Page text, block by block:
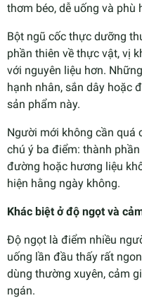
thơm béo, dễ uống và phù
Bột ngũ cốc thực dưỡng
phần thiên về thực vật, vị
với nguyên liệu hơn.
hạnh nhân, sắn dây hoặc
sản phẩm này.
Người mới không cần quá
chú ý ba điểm: thành
đường hoặc hương liệu
hiện hằng ngày không.
Khác biệt ở độ ngọt và
Độ ngọt là điểm nhiều
uống lần đầu thấy rất
dùng thường xuyên, cảm
ngán.